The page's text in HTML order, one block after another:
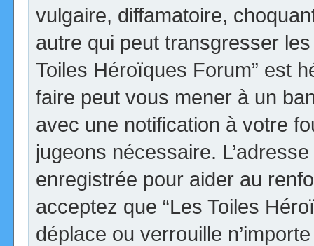
vulgaire, diffamatoire,
autre qui peut transgresser
Toiles Héroïques Forum” est
faire peut vous mener à un
avec une notification à votre
jugeons nécessaire.
enregistrée pour aider au
acceptez que “Les Toiles
déplace ou verrouille